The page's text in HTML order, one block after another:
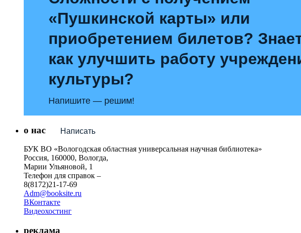
«Пушкинской карты» или
приобретением билетов?
как улучшить работу
культуры?
Напишите — решим!
Написать
о нас
БУК ВО «Вологодская областная универсальная научная библиотека»
Россия, 160000, Вологда,
Марии Ульяновой, 1
Телефон для справок –
8(8172)21-17-69
Adm@booksite.ru
ВКонтакте
Видеохостинг
реклама